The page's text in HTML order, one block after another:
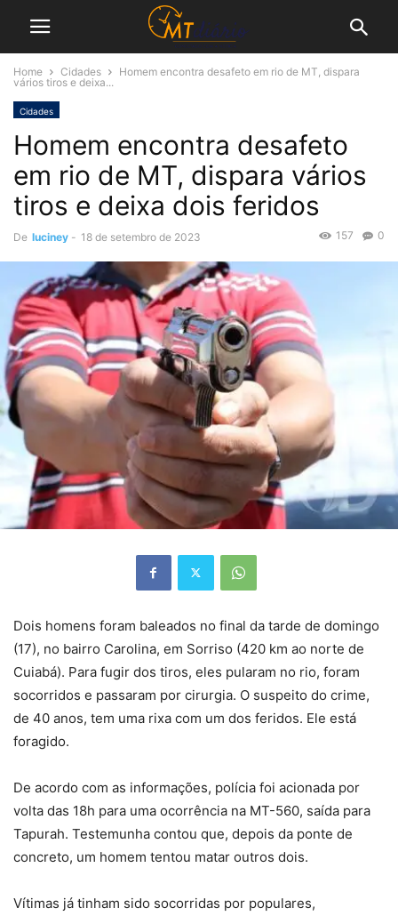
Home Cidades
Homem encontra desafeto em rio de MT, dispara
vários tiros e deixa...
Cidades
Homem encontra desafeto
em rio de MT, dispara vários
tiros e deixa dois feridos
De luciney - 18 de setembro de 2023 0
157
Dois homens foram baleados no final da tarde de domingo
(17), no bairro Carolina, em Sorriso (420 km ao norte de
Cuiabá). Para fugir dos tiros, eles pularam no rio, foram
socorridos e passaram por cirurgia. O suspeito do crime,
de 40 anos, tem uma rixa com um dos feridos. Ele está
foragido.
De acordo com as informações, polícia foi acionada por
volta das 18h para uma ocorrência na MT-560, saída para
Tapurah. Testemunha contou que, depois da ponte de
concreto, um homem tentou matar outros dois.
Vítimas já tinham sido socorridas por populares,